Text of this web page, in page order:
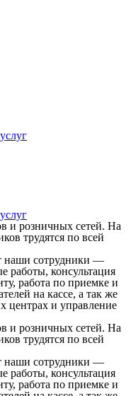
и розничных сетей. На
трудятся по всей
наши сотрудники —
работы, консультация
работа по приемке и
на кассе, а так же
центрах и управление
и розничных сетей. На
трудятся по всей
наши сотрудники —
работы, консультация
работа по приемке и